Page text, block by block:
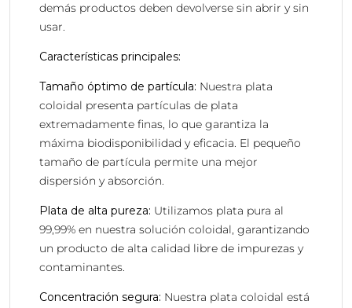
demás productos deben devolverse sin abrir y sin
usar.
Características principales:
Tamaño óptimo de partícula: Nuestra plata
coloidal presenta partículas de plata
extremadamente finas, lo que garantiza la
máxima biodisponibilidad y eficacia. El pequeño
tamaño de partícula permite una mejor
dispersión y absorción.
Plata de alta pureza: Utilizamos plata pura al
99,99% en nuestra solución coloidal, garantizando
un producto de alta calidad libre de impurezas y
contaminantes.
Concentración segura: Nuestra plata coloidal está